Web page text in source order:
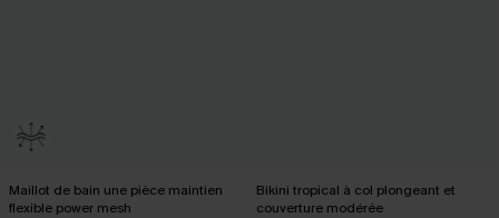
Maillot de bain une pièce maintien
flexible power mesh
Bikini tropical à col plongeant et
couverture modérée